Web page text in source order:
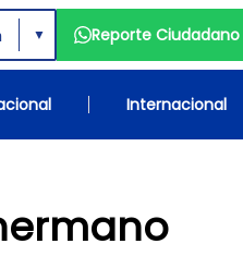
▼ Reporte Ciudadano
Internacional